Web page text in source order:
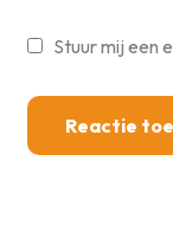
Stuur mij een